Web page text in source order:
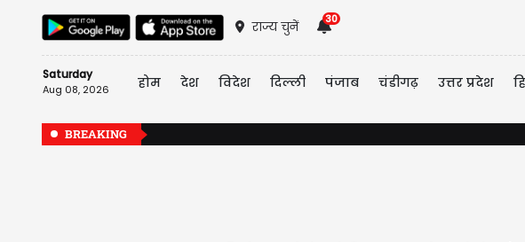
राज्य चुनें
30
Saturday
Aug 08, 2026 होम देश विदेश दिल्ली पंजाब चंडीगढ़ उत्तर प्रदेश
BREAKING